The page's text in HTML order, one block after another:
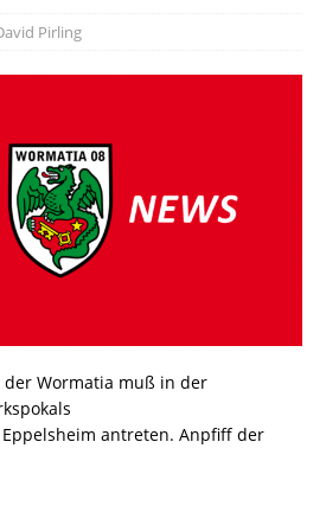
Pirling
Wormatia muß in der
Eppelsheim antreten. Anpfiff der